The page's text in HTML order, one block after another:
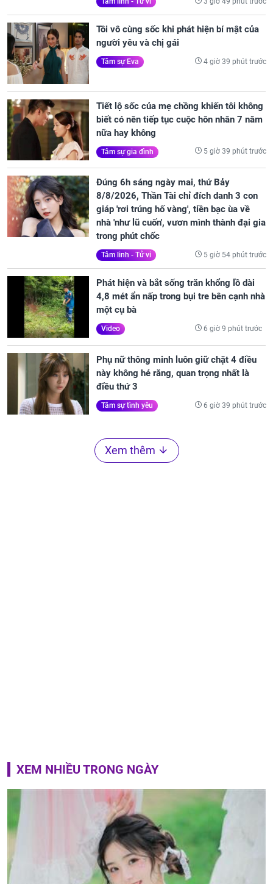
Tôi vô cùng sốc khi phát hiện bí mật của
người yêu và chị gái
Tâm sự Eva 4 giờ 39 phút trước
Tiết lộ sốc của mẹ chồng khiến tôi không
biết có nên tiếp tục cuộc hôn nhân 7 năm
nữa hay không
Tâm sự gia đình 5 giờ 39 phút trước
Đúng 6h sáng ngày mai, thứ Bảy
8/8/2026, Thần Tài chỉ đích danh 3 con
giáp 'rơi trúng hố vàng', tiền bạc ùa về
nhà 'như lũ cuốn', vươn mình thành đại gia
trong phút chốc
Tâm linh - Tử vi 5 giờ 54 phút trước
Phát hiện và bắt sống trăn khổng lồ dài
4,8 mét ẩn nấp trong bụi tre bên cạnh nhà
một cụ bà
Video 6 giờ 9 phút trước
Phụ nữ thông minh luôn giữ chặt 4 điều
này không hé răng, quan trọng nhất là
điều thứ 3
Tâm sự tình yêu 6 giờ 39 phút trước
Xem thêm
XEM NHIỀU TRONG NGÀY